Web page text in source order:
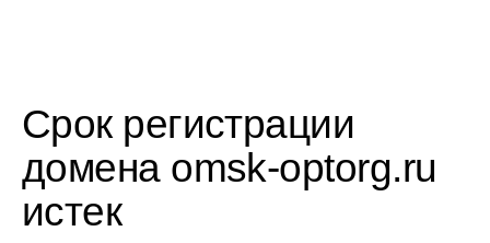
Срок регистрации
домена omsk-optorg.ru
истек